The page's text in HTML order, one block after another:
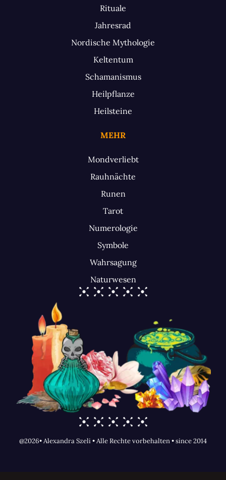
Rituale
Jahresrad
Nordische Mythologie
Keltentum
Schamanismus
Heilpflanze
Heilsteine
MEHR
Mondverliebt
Rauhnächte
Runen
Tarot
Numerologie
Symbole
Wahrsagung
Naturwesen
@2026• Alexandra Szeli • Alle Rechte vorbehalten • since 2014